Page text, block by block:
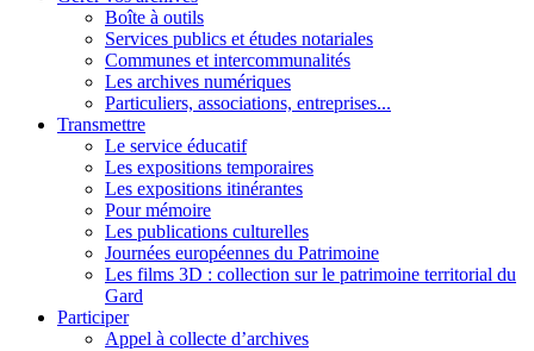
Boîte à outils
Services publics et études notariales
Communes et intercommunalités
Les archives numériques
Particuliers, associations, entreprises...
Transmettre
Le service éducatif
Les expositions temporaires
Les expositions itinérantes
Pour mémoire
Les publications culturelles
Journées européennes du Patrimoine
Les films 3D : collection sur le patrimoine territorial du
Gard
Participer
Appel à collecte d’archives